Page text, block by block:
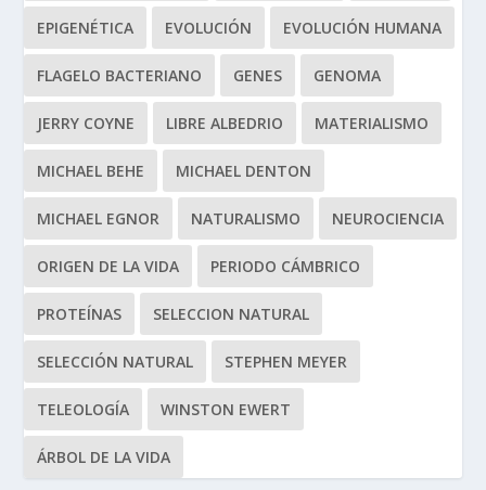
EPIGENÉTICA EVOLUCIÓN EVOLUCIÓN HUMANA
FLAGELO BACTERIANO GENES GENOMA
JERRY COYNE LIBRE ALBEDRIO MATERIALISMO
MICHAEL BEHE MICHAEL DENTON
MICHAEL EGNOR NATURALISMO NEUROCIENCIA
ORIGEN DE LA VIDA PERIODO CÁMBRICO
PROTEÍNAS SELECCION NATURAL
SELECCIÓN NATURAL STEPHEN MEYER
TELEOLOGÍA WINSTON EWERT
ÁRBOL DE LA VIDA